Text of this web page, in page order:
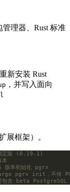
管理器、Rust 标准
新安装 Rust
，并写入面向
展框架）。
定版 (0.19.1)
本
版本初始化 pgrx
pgrx init，不传
包含 beta